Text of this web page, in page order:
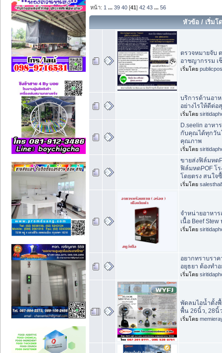
หน้า: 1 ...39 40 [41]42 43 ...56
หัวข้อ / เริ่มโ
ตรวจหมายจับ
อาชญากรรม เ
เริ่มโดย
บริการด้านอา
อย่างไรให้ดีต่อ
เริ่มโดย
D.seelin อาหา
กับคุณได้ทุกวัน
คุณภาพ
เริ่มโดย
ขายส่งฟิล์มหด
ฟิล์มหดPOF โ
โดยตรง สนใจ
เริ่มโดย
จำหน่ายอาหา
เนื้อ Beef
เริ่มโดย
อยากทราบรา
อยุธยา ต้องทำอ
เริ่มโดย
พัดลมไอน้ำตั้ง
พื้น 26นิ้ว, 28นิ้
เริ่มโดย